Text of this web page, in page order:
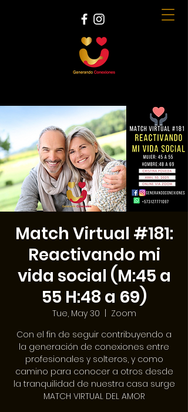
Match Virtual #181:
Reactivando mi
vida social (M:45 a
55 H:48 a 69)
Tue, May 30
Zoom
Con el fin de seguir contribuyendo a
la generación de conexiones entre
profesionales y solteros, y como
camino para conocer a otros desde
la tranquilidad de nuestra casa surge
MATCH VIRTUAL DEL AMOR